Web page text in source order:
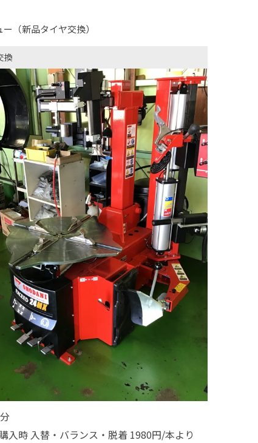
（新品タイヤ交換）
換
入時 入替・バランス・脱着 1980円/本より